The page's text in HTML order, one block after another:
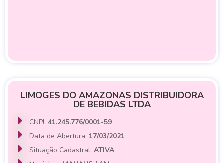
LIMOGES DO AMAZONAS DISTRIBUIDORA
DE BEBIDAS LTDA
CNPJ:41.245.776/0001-59
Data de Abertura: 17/03/2021
Situação Cadastral:ATIVA